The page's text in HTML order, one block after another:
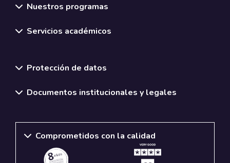
Nuestros programas
Servicios académicos
Protección de datos
Documentos institucionales y legales
Comprometidos con la calidad